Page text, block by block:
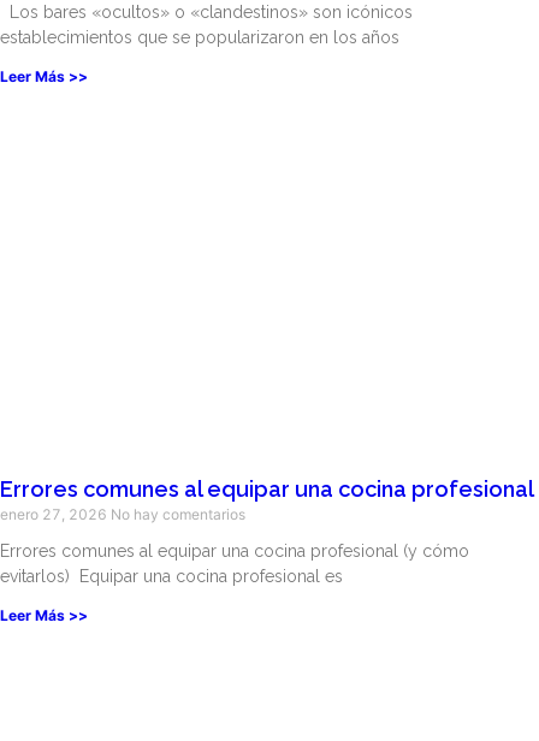
Los bares «ocultos» o «clandestinos» son icónicos
establecimientos que se popularizaron en los años
Leer Más >>
Errores comunes al equipar una cocina profesional
enero 27, 2026 No hay comentarios
Errores comunes al equipar una cocina profesional (y cómo
evitarlos) Equipar una cocina profesional es
Leer Más >>